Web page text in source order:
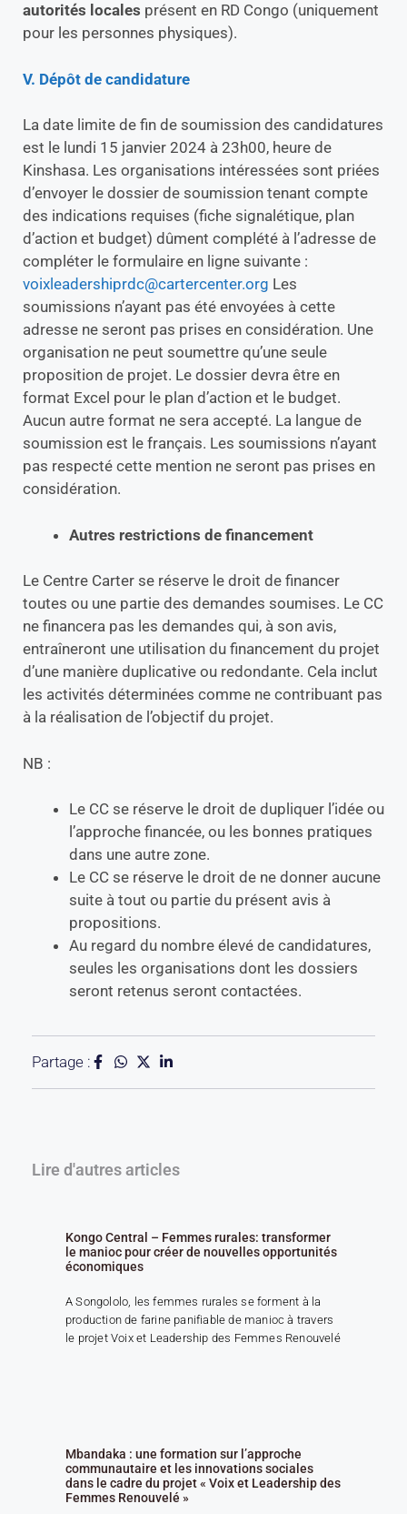
autorités locales présent en RD Congo (uniquement
pour les personnes physiques).
V. Dépôt de candidature
La date limite de fin de soumission des candidatures
est le lundi 15 janvier 2024 à 23h00, heure de
Kinshasa. Les organisations intéressées sont priées
d’envoyer le dossier de soumission tenant compte
des indications requises (fiche signalétique, plan
d’action et budget) dûment complété à l’adresse de
compléter le formulaire en ligne suivante :
voixleadershiprdc@cartercenter.org Les
soumissions n’ayant pas été envoyées à cette
adresse ne seront pas prises en considération. Une
organisation ne peut soumettre qu’une seule
proposition de projet. Le dossier devra être en
format Excel pour le plan d’action et le budget.
Aucun autre format ne sera accepté. La langue de
soumission est le français. Les soumissions n’ayant
pas respecté cette mention ne seront pas prises en
considération.
Autres restrictions de financement
Le Centre Carter se réserve le droit de financer
toutes ou une partie des demandes soumises. Le CC
ne financera pas les demandes qui, à son avis,
entraîneront une utilisation du financement du projet
d’une manière duplicative ou redondante. Cela inclut
les activités déterminées comme ne contribuant pas
à la réalisation de l’objectif du projet.
NB :
Le CC se réserve le droit de dupliquer l’idée ou
l’approche financée, ou les bonnes pratiques
dans une autre zone.
Le CC se réserve le droit de ne donner aucune
suite à tout ou partie du présent avis à
propositions.
Au regard du nombre élevé de candidatures,
seules les organisations dont les dossiers
seront retenus seront contactées.
Partage :
Lire d'autres articles
Kongo Central – Femmes rurales: transformer
le manioc pour créer de nouvelles opportunités
économiques
A Songololo, les femmes rurales se forment à la
production de farine panifiable de manioc à travers
le projet Voix et Leadership des Femmes Renouvelé
Mbandaka : une formation sur l’approche
communautaire et les innovations sociales
dans le cadre du projet « Voix et Leadership des
Femmes Renouvelé »